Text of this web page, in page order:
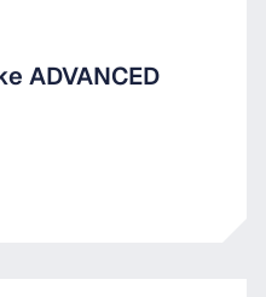
ADVANCED